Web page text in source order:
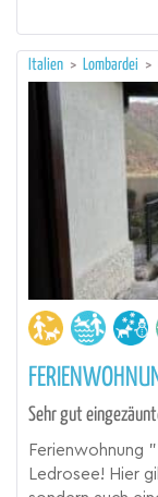
Italien > Lombardei >
Sehr gut
Ferienwohnung
Ledrosee! Hier